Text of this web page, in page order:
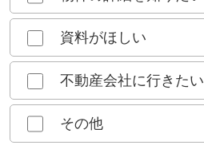
資料がほしい
不動産会社に行きたい
その他